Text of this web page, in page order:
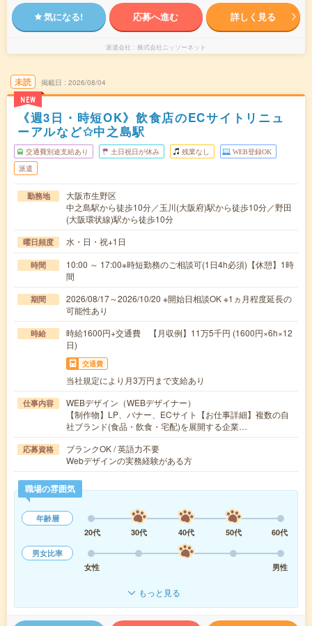
気になる! 応募へ進む 詳しく見る
派遣会社 株式会社ニッソーネット
未読
NEW
掲載日 2026/08/04
《週3日・時短OK》飲食店のECサイトリニュ
ーアルなど✩中之島駅
交通費別途支給あり 土日祝日が休み 残業なし WEB登録OK
派遣
勤務地
大阪市生野区
中之島駅から徒歩10分／玉川(大阪府)駅から徒歩10分／野田
(大阪環状線)駅から徒歩10分
曜日頻度 水・日・祝+1日
時間
10:00 ～ 17:00※時短勤務のご相談可(1日4h必須)【休憩】1時
間
期間
2026/08/17～2026/10/20 ※開始日相談OK ※1ヵ月程度延長の
可能性あり
時給
時給1600円+交通費 【月収例】11万5千円 (1600円×6h×12
日)
交通費
当社規定により月3万円まで支給あり
仕事内容
WEBデザイン（WEBデザイナー）
【制作物】LP、バナー、ECサイト【お仕事詳細】複数の自
社ブランド(食品・飲食・宅配)を展開する企業…
応募資格
ブランクOK / 英語力不要
Webデザインの実務経験がある方
職場の雰囲気
年齢層
20代
30代 40代 50代
60代
男女比率
女性
男性
もっと見る